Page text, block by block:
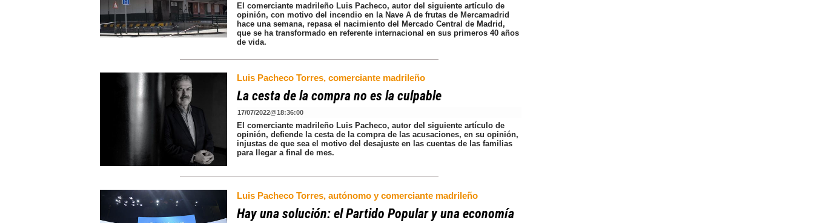
El comerciante madrileño Luis Pacheco, autor del siguiente artículo de
opinión, con motivo del incendio en la Nave A de frutas de Mercamadrid
hace una semana, repasa el nacimiento del Mercado Central de Madrid,
que se ha transformado en referente internacional en sus primeros 40 años
de vida.
Luis Pacheco Torres, comerciante madrileño
La cesta de la compra no es la culpable
17/07/2022@18:36:00
El comerciante madrileño Luis Pacheco, autor del siguiente artículo de
opinión, defiende la cesta de la compra de las acusaciones, en su opinión,
injustas de que sea el motivo del desajuste en las cuentas de las familias
para llegar a final de mes.
Luis Pacheco Torres, autónomo y comerciante madrileño
Hay una solución: el Partido Popular y una economía